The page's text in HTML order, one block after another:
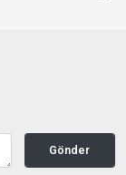
Gönder